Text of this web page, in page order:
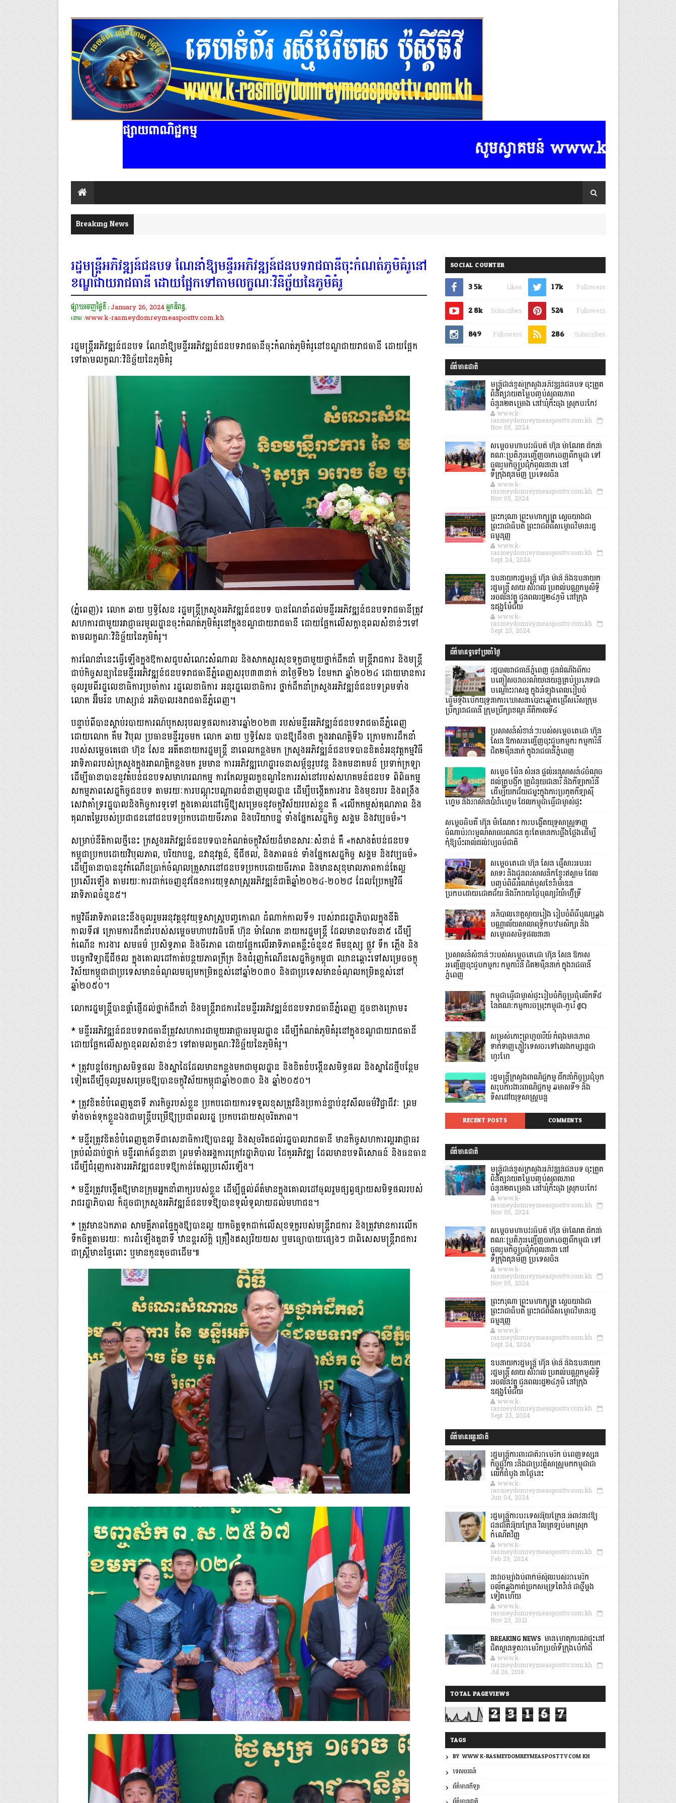
ផ្សាយពាណិជ្ជកម្ម
សូមស្វាគមន៍ www.k-
Breaking News
រដ្ឋមន្ត្រីអភិវឌ្ឍន៍ជនបទ ណែនាំឱ្យមន្ទីរអភិវឌ្ឍន៍ជនបទរាជធានីចុះកំណត់ភូមិគំរូនៅ
ខណ្ឌជាយរាជធានី ដោយផ្អែកទៅតាមលក្ខណៈវិនិច្ឆ័យនៃភូមិគំរូ
ផ្សាយចេញថ្ងៃទី :January 26, 2024អ្នកនិពន្ធ.
ដោយ :www.k-rasmeydomreymeasposttv.com.kh
រដ្ឋមន្ត្រីអភិវឌ្ឍន៍ជនបទ ណែនាំឱ្យមន្ទីរអភិវឌ្ឍន៍ជនបទរាជធានីចុះកំណត់ភូមិគំរូនៅខណ្ឌជាយរាជធានី ដោយផ្អែក
ទៅតាមលក្ខណៈវិនិច្ឆ័យនៃភូមិគំរូ
(ភ្នំពេញ)៖ លោក ឆាយ ឫទ្ធិសែន រដ្ឋមន្ត្រីក្រសួងអភិវឌ្ឍន៍ជនបទ បានណែនាំដល់មន្ទីរអភិវឌ្ឍន៍ជនបទរាជធានីត្រូវ
សហការជាមួយអាជ្ញាធរមូលដ្ឋានចុះកំណត់ភូមិគំរូនៅក្នុងខណ្ឌជាយរាជធានី ដោយផ្អែកលើសក្ដានុពលសំខាន់ៗទៅ
តាមលក្ខណៈវិនិច្ឆ័យនៃភូមិគំរូ។
ការណែនាំនេះធ្វើឡើងក្នុងឱកាសជួបសំណេះសំណាល និងសាកសួរសុខទុក្ខជាមួយថ្នាក់ដឹកនាំ មន្ត្រីរាជការ និងមន្ដ្រី
ជាប់កិច្ចសន្យានៃមន្ទីរអភិវឌ្ឍន៍ជនបទរាជធានីភ្នំពេញសរុប៣៣នាក់ នាថ្ងៃទី២៦ ខែមករា ឆ្នាំ២០២៤ ដោយមានការ
ចូលរួមពីរដ្ឋលេខាធិការប្រចាំការ រដ្ឋលេខាធិការ អនុរដ្ឋលេខាធិការ​ ថ្នាក់ដឹកនាំក្រសួងអភិវឌ្ឍន៍ជនបទ​ព្រមទាំង
លោក អ៊ីមរ៉ន ហាស្សាន់ អភិបាលរងរាជធានីភ្នំពេញ។
បន្ទាប់ពីបានស្ដាប់របាយការណ៍បូកសរុបលទ្ធផលការងារឆ្នាំ២០២៣ របស់មន្ទីរអភិវឌ្ឍន៍ជនបទរាជធានីភ្នំពេញ
ដោយលោក គឹម វិបុល ប្រធានមន្ទីររួចមក លោក ឆាយ ឫទ្ធិសែន បានឱ្យដឹងថា ក្នុងអាណត្តិទី៦ ក្រោមការដឹកនាំ
របស់សម្តេចតេជោ ហ៊ុន សែន អតីតនាយករដ្ឋមន្ដ្រី នាពេលកន្លងមក ក្រសួងអភិវឌ្ឍន៍ជនបទបានខិតខំអនុវត្តកម្មវិធី
អាទិភាពរបស់ក្រសួងក្នុងអាណត្តិកន្លងមក រួមមាន ការអភិវឌ្ឍហេដ្ឋារចនាសម្ព័ន្ធរូបវន្ត និងគមនាគមន៍ ប្រទាក់ក្រឡា
ដើម្បីធានាបាននូវតំបន់ជនបទសមាហរណកម្ម ការកែលម្អលក្ខខណ្ឌនៃការរស់នៅរបស់សហគមន៍ជនបទ ពិពិធកម្ម
សកម្មភាពសេដ្ឋកិច្ចជនបទ តាមរយៈការបណ្តុះបណ្ដាលជំនាញមូលដ្ឋាន ដើម្បីបង្កើតការងារ និងមុខរបរ និងពង្រឹង
សេវាគាំទ្ររដ្ឋបាលនិងកិច្ចការទូទៅ ក្នុងគោលដៅធ្វើឱ្យសម្រេចនូវចក្ខុវិស័យរបស់ខ្លួន គឺ «លើកកម្ពស់គុណភាព និង
គុណតម្លៃរបស់ប្រជាជននៅជនបទប្រកបដោយចីរភាព និងបរិយាបន្ន ទាំងផ្នែកសេដ្ឋកិច្ច សង្គម និងវប្បធម៌»។
សម្រាប់នីតិកាលថ្មីនេះ ក្រសួងអភិវឌ្ឍន៍ជនបទបានកំណត់ចក្ខុវិស័យដ៏មានសារៈសំខាន់ គឺ «កសាងតំបន់ជនបទ
កម្ពុជាប្រកបដោយវិបុលភាព, បរិយាបន្ន, នវានុវត្តន៍, ឌីជីថល, និងភាពធន់ ទាំងផ្នែកសេដ្ឋកិច្ច សង្គម និងវប្បធម៌»
ដើម្បីធានាបាននូវកំណើនប្រាក់ចំណូលគ្រួសារនៅជនបទប្រកបដោយចីរភាព និងមានសុខុមាលភាពកាន់តែល្អ
ប្រសើរឡើង តាមរយៈការដាក់ចេញនូវផែនការយុទ្ធសាស្រ្ដអភិវឌ្ឍន៍ជាតិឆ្នាំ២០២៤-២០២៨ ដែលប្រែកម្មវិធី
អាទិភាពចំនួន៥។
កម្មវិធីអាទិភាពនេះនឹងចូលរួមអនុវត្តនូវយុទ្ធសាស្រ្ដបញ្ចកោណ ដំណាក់កាលទី១ របស់រាជរដ្ឋាភិបាលក្នុងនីតិ
កាលទី៧ ក្រោមការដឹកនាំរបស់សម្ដេចមហាបវរធិបតី ហ៊ុន ម៉ាណែត នាយករដ្ឋមន្ដ្រី ដែលមានបាវចនា៥ ដើម្បី
កំណើន ការងារ សមធម៌ ប្រសិទ្ធភាព និងចីរភាព ដោយផ្អែកលើអាទិភាពគន្លឹះចំនួន៥ គឺមនុស្ស ផ្លូវ ទឹក ភ្លើង និង
បច្ចេកវិទ្យាឌីជីថល ក្នុងគោលដៅកាត់បន្ថយភាពក្រីក្រ និងជំរុញកំណើនសេដ្ឋកិច្ចកម្ពុជា ឈានឆ្ពោះទៅសម្រេចចក្ខុ
វិស័យកម្ពុជាជាប្រទេសមានចំណូលមធ្យមកម្រិតខ្ពស់នៅឆ្នាំ២០៣០ និងជាប្រទេសមានចំណូលកម្រិតខ្ពស់នៅ
ឆ្នាំ២០៥០។
លោករដ្ឋមន្រ្ដីបានផ្ដាំផ្ញើដល់ថ្នាក់ដឹកនាំ និងមន្ត្រីរាជការនៃមន្ទីរអភិវឌ្ឍន៍ជនបទរាជធានីភ្នំពេញ ដូចខាងក្រោម៖
* មន្ទីរអភិវឌ្ឍន៍ជនបទរាជធានីត្រូវសហការជាមួយអាជ្ញាធរមូលដ្ឋាន ដើម្បីកំណត់ភូមិគំរូនៅក្នុងខណ្ឌជាយរាជធានី
ដោយផ្អែកលើសក្ដានុពលសំខាន់ៗ ទៅតាមលក្ខណៈវិនិច្ឆ័យនៃភូមិគំរូ។
* ត្រូវបន្ដថែរក្សាសមិទ្ធផល និងស្នាដៃដែលមានកន្លងមកជាមូលដ្ឋាន និងខិតខំបង្កើនសមិទ្ធផល និងស្នាដៃថ្មីបន្ថែម
ទៀតដើម្បីចូលរួមសម្រេចឱ្យបានចក្ខុវិស័យកម្ពុជាឆ្នាំ២០៣០ និង ឆ្នាំ២០៥០។
* ត្រូវខិតខំបំពេញតួនាទី ភារកិច្ចរបស់ខ្លួន ប្រកបដោយការទទួលខុសត្រូវនិងប្រកាន់ខ្ជាប់នូវសីលធម៌វិជ្ជាជីវៈ ព្រម
ទាំងចាត់ទុកខ្លួនឯងជាមន្ដ្រីបម្រើឱ្យប្រជាពលរដ្ឋ ប្រកបដោយសុចរិតភាព។
* មន្ទីរត្រូវខិតខំបំពេញតួនាទីជាសេនាធិការឱ្យបានល្អ និងសុចរិតដល់រដ្ឋបាលរាជធានី មានកិច្ចសហការល្អអាជ្ញាធរ
គ្រប់លំដាប់ថ្នាក់ មន្ទីរពាក់ព័ន្ធនានា ព្រមទាំងអង្គការក្រៅរដ្ឋាភិបាល ដៃគូអភិវឌ្ឍ ដែលមានបទពិសោធន៍ និងធនធាន
ដើម្បីជំរុញការងារអភិវឌ្ឍជនបទឱ្យកាន់តែល្អប្រសើរឡើង។
* មន្ទីរត្រូវបង្កើតឱ្យមានក្រុមអ្នកនាំពាក្យរបស់ខ្លួន ដើម្បីផ្ដល់ព័ត៌មានក្នុងគោលដៅចូលរួមផ្សព្វផ្សាយសមិទ្ធផលរបស់
រាជរដ្ឋាភិបាល ក៏ដូចជាក្រសួងអភិវឌ្ឍន៍ជនបទឱ្យបានទូលំទូលាយដល់មហាជន។
* ត្រូវមានឯកភាព សាមគ្គីភាពផ្ទៃក្នុងឱ្យបានល្អ យកចិត្តទុកដាក់លើសុខទុក្ខរបស់មន្រ្ដីរាជការ និងត្រូវមានការលើក
ទឹកចិត្តតាមរយៈ ការដំឡើងតួនាទី ឋានន្ដរស័ក្ដិ គ្រឿងឥស្សរិយយស ឬមធ្យោបាយផ្សេងៗ ជាពិសេសមន្ដ្រីរាជការ
ជាស្រ្ដីមានផ្ទៃពោះ ឬមានកូនតូចជាដើម៕
SOCIAL COUNTER
3.5k Likes 1.7k Followers
2.8k Subscribes 524 Followers
849 Followers 286 Subscribes
ព័ត៌មានជាតិ
មន្ត្រីជាន់ខ្ពស់ក្រសួងអភិវឌ្ឍន៍ជនបទ ចុះត្រួត
ពិនិត្យវាយតម្លៃបញ្ចប់សុពលភាព
ចំនួន២គម្រោង នៅឃុំកិះចុង ស្រុកបរកែវ
www.k-
rasmeydomreymeasposttv.com.kh
Nov 05, 2024
សម្តេចមហាបវរធិបតី ហ៊ុន ម៉ាណែត ដឹកនាំ
គណៈប្រតិភូអញ្ជើញចាកចេញពីកម្ពុជា ទៅ
ចូលរួមកិច្ចប្រជុំកំពូលនានា នៅ
ទីក្រុងគុនមិញ ប្រទេសចិន
www.k-
rasmeydomreymeasposttv.com.kh
Nov 05, 2024
ព្រះករុណា ព្រះមហាក្សត្រ ស្តេចយាងជា
ព្រះរាជាធិបតី ព្រះរាជពិធីសម្ពោធវិមានរដ្ឋ
ធម្មនុញ្ញ
www.k-
rasmeydomreymeasposttv.com.kh
Sept 24, 2024
ឧបនាយករដ្ឋមន្ដ្រី ហ៊ុន ម៉ានី និងឧបនាយក
រដ្ឋមន្ដ្រី សាយ សំអាល់ ប្រគល់បណ្ណកម្មសិទ្ធិ
អចលនវត្ថុ ជូនពលរដ្ឋ២៤ភូមិ នៅក្រុង
ឧដុង្គម៉ែជ័យ
www.k-
rasmeydomreymeasposttv.com.kh
Sept 23, 2024
ព័ត៌មានទូទៅប្រចាំថ្ងៃ
រដ្ឋបាលរាជធានីភ្នំពេញ ជូនដំណឹងពីការ
បញ្ចៀសចរាចរណ៍យានយន្តគ្រប់ប្រភេទជា
បណ្តោះអាសន្ន ក្នុងអំឡុងពេលរៀបចំ
ធ្វើមីទ្ទីងបើកយុទ្ធនាការឃោសនាបោះឆ្នោតជ្រើសរើសក្រុម
ប្រឹក្សារាជធានី ក្រុមប្រឹក្សាខណ្ឌ នីតិកាលទី៤
ប្រសាសន៍សំខាន់ៗរបស់សម្តេចតេជោ ហ៊ុន
សែន ឱកាសអញ្ជើញចុះជួបកម្មករ កម្មការិនី
ជិត២ម៉ឺននាក់ ក្នុងរាជធានីភ្នំពេញ
សម្តេច ម៉ែន សំអន ផ្តល់អនុសាសន៍៤ចំណុច
ដល់គ្រូបង្វឹក គ្រូជំនួយជានារី និងកីឡាការិនី
ដើម្បីយកជ័យជម្នះក្នុងការប្រកួតកីឡាស៊ី
ហ្គេម និងអាស៊ានប៉ារ៉ាហ្គេម ដែលកម្ពុជាធ្វើជាម្ចាស់ផ្ទះ
សម្តេចធិបតី ហ៊ុន ម៉ាណែត៖ ការបង្កើតយុទ្ធសាស្ត្រទាញ
ចំណាប់អារម្មណ៍សាធារណជន គួរតែមានការថ្លឹងថ្លែងដើម្បី
កុំឱ្យប៉ះពាល់ដល់វប្បធម៌ជាតិ
សម្ដេចតេជោ ហ៊ុន សែន ផ្ញើសារអបអរ
សាទរ និងជូនពរសាសនិកខ្មែរឥស្លាម ដែល
បញ្ចប់ពិធីអំណត់បួសខែរ៉ាម៉ាឌន
ប្រកបដោយជោគជ័យ និងរីករាយថ្ងៃបុណ្យរ៉យ៉ាហ៊្វីទ្រី
អភិបាលខេត្តស្វាយរៀង រៀបចំពិធីបុណ្យឆ្លង
បណ្ណាល័យសាលាពុទ្ធិកបឋមសិក្សា និង
សម្ពោធសមិទ្ធផលនានា
ប្រសាសន៍សំខាន់ៗរបស់សម្តេចតេជោ ហ៊ុន សែន ឱកាស
អញ្ជើញចុះជួបកម្មករ កម្មការិនី ជិត២ម៉ឺននាក់ ក្នុងរាជធានី
ភ្នំពេញ
កម្ពុជាធ្វើជាម្ចាស់ផ្ទះរៀបចំកិច្ចប្រជុំលើកទី៥
នៃគណៈកម្មការចម្រុះកម្ពុជា-កូរ៉េ (JC)
សម្រស់កោះព្រហ្មចារីយ៍ កំពុងមានភាព
ទាក់ទាញភ្ញៀវទេសចរទៅលេងកម្សាន្តជា
ហូរហែ
រដ្ឋមន្ត្រីក្រសួងពាណិជ្ជកម្ម ដឹកនាំកិច្ចប្រជុំបូក
សរុបការងារពាណិជ្ជកម្ម ឆមាសទី១ និង
ទិសដៅយុទ្ធសាស្រ្តបន្ត
RECENT POSTS COMMENTS
ព័ត៌មានជាតិ
មន្ត្រីជាន់ខ្ពស់ក្រសួងអភិវឌ្ឍន៍ជនបទ ចុះត្រួត
ពិនិត្យវាយតម្លៃបញ្ចប់សុពលភាព
ចំនួន២គម្រោង នៅឃុំកិះចុង ស្រុកបរកែវ
www.k-
rasmeydomreymeasposttv.com.kh
Nov 05, 2024
សម្តេចមហាបវរធិបតី ហ៊ុន ម៉ាណែត ដឹកនាំ
គណៈប្រតិភូអញ្ជើញចាកចេញពីកម្ពុជា ទៅ
ចូលរួមកិច្ចប្រជុំកំពូលនានា នៅ
ទីក្រុងគុនមិញ ប្រទេសចិន
www.k-
rasmeydomreymeasposttv.com.kh
Nov 05, 2024
ព្រះករុណា ព្រះមហាក្សត្រ ស្តេចយាងជា
ព្រះរាជាធិបតី ព្រះរាជពិធីសម្ពោធវិមានរដ្ឋ
ធម្មនុញ្ញ
www.k-
rasmeydomreymeasposttv.com.kh
Sept 24, 2024
ឧបនាយករដ្ឋមន្ដ្រី ហ៊ុន ម៉ានី និងឧបនាយក
រដ្ឋមន្ដ្រី សាយ សំអាល់ ប្រគល់បណ្ណកម្មសិទ្ធិ
អចលនវត្ថុ ជូនពលរដ្ឋ២៤ភូមិ នៅក្រុង
ឧដុង្គម៉ែជ័យ
www.k-
rasmeydomreymeasposttv.com.kh
Sept 23, 2024
ព័ត៌មានអន្តរជាតិ
រដ្ឋមន្រ្តីការពារជាតិអាមេរិក បំពេញទស្សន
កិច្ចផ្លូវកា រនិងជាប្រវត្តិសាស្រ្តមកកម្ពុជាជា
លើកដំបូង នាថ្ងៃនេះ
www.k-
rasmeydomreymeasposttv.com.kh
Jun 04, 2024
រដ្ឋមន្ត្រីការបរទេសអ៊ុយក្រែន អំពាវនាវឱ្យ
ជនជាតិអ៊ុយក្រែន វិលត្រឡប់មកស្រុក
កំណើតវិញ
www.k-
rasmeydomreymeasposttv.com.kh
Feb 29, 2024
នាវាចម្បាំងបំពាក់មីស៊ីលរបស់អាមេរិក
ចល័តឆ្លងកាត់ច្រកសមុទ្រតៃវ៉ាន់ ជាថ្មីម្តង
ទៀតហើយ
www.k-
rasmeydomreymeasposttv.com.kh
Nov 23, 2021
BREAKING NEWS: មានហេតុការណ៍ផ្ទុះនៅ
ជិតស្ថានទូតអាមេរិកប្រចាំទីក្រុងប៉េកាំង
www.k-
rasmeydomreymeasposttv.com.kh
Jul 26, 2018
TOTAL PAGEVIEWS
2 3 1 6 7
TAGS
BY: WWW.K-RASMEYDOMREYMEASPOSTTV.COM.KH
ទេសចរណ៍
ព័ត៌មានកីឡា